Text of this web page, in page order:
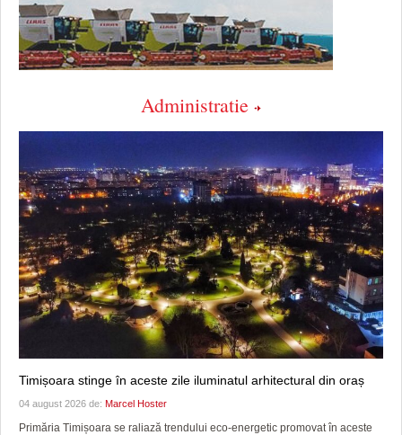
Administratie
Timișoara stinge în aceste zile iluminatul arhitectural din oraș
04 august 2026 de: Marcel Hoster
Primăria Timișoara se raliază trendului eco-energetic promovat în aceste